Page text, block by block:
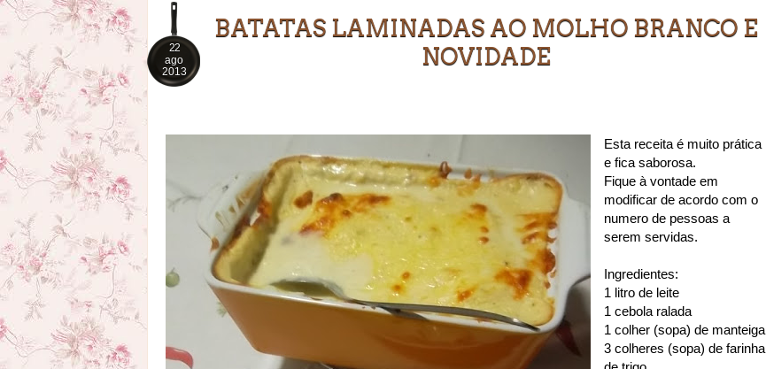
22
ago
2013
BATATAS LAMINADAS AO MOLHO BRANCO E
NOVIDADE
Esta receita é muito prática
e fica saborosa.
Fique à vontade em
modificar de acordo com o
numero de pessoas a
serem servidas.
Ingredientes:
1 litro de leite
1 cebola ralada
1 colher (sopa) de manteiga
3 colheres (sopa) de farinha